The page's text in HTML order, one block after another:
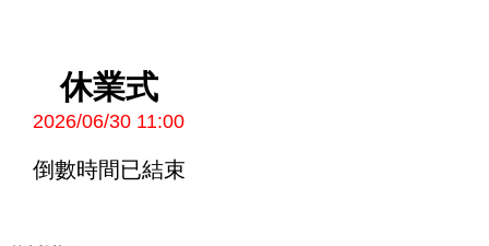
休業式
2026/06/30 11:00
倒數時間已結束